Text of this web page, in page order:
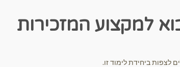
לצפות ביחידת לימוד זו.